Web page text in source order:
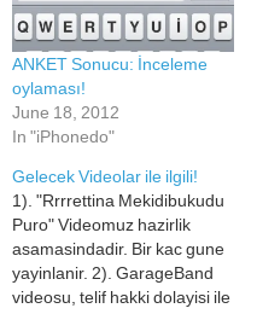
ANKET Sonucu: İnceleme
oylaması!
June 18, 2012
In "iPhonedo"
Gelecek Videolar ile ilgili!
1). "Rrrrettina Mekidibukudu
Puro" Videomuz hazirlik
asamasindadir. Bir kac gune
yayinlanir. 2). GarageBand
videosu, telif hakki dolayisi ile